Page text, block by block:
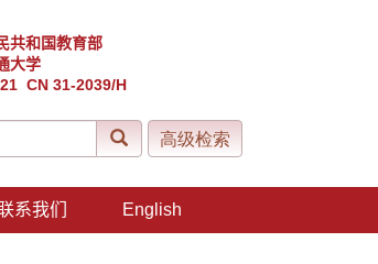
共和国教育部
大学
CN 31-2039/H
系我们 English